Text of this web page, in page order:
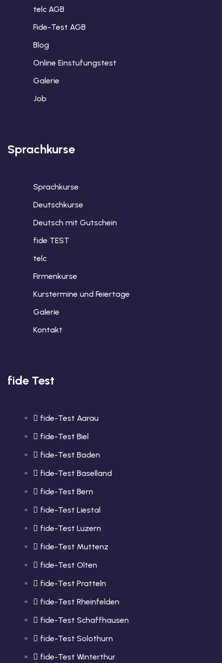
telc AGB
Fide-Test AGB
Blog
Online Einstufungstest
Galerie
Job
Sprachkurse
Sprachkurse
Deutschkurse
Deutsch mit Gutschein
fide TEST
telc
Firmenkurse
Kurstermine und Feiertage
Galerie
Kontakt
fide Test
fide-Test Aarau
fide-Test Biel
fide-Test Baden
fide-Test Baselland
fide-Test Bern
fide-Test Liestal
fide-Test Luzern
fide-Test Muttenz
fide-Test Olten
fide-Test Pratteln
fide-Test Rheinfelden
fide-Test Schaffhausen
fide-Test Solothurn
fide-Test Winterthur